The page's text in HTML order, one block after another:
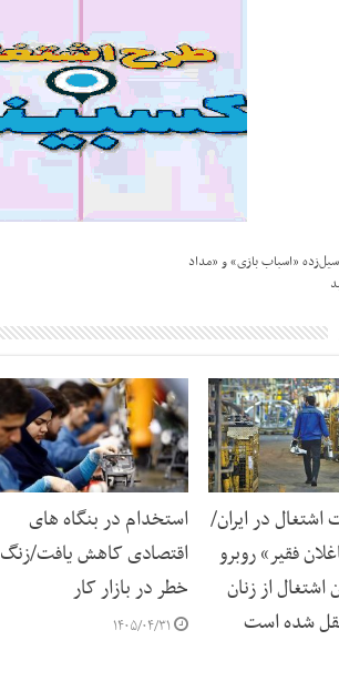
«اسباب بازی» و «مداد
در ایران/
فقیر» روبرو
از زنان
شده است
استخدام در بنگاه های
اقتصادی کاهش یافت/زنگ
خطر در بازار کار
۱۴۰۵/۰۴/۳۱